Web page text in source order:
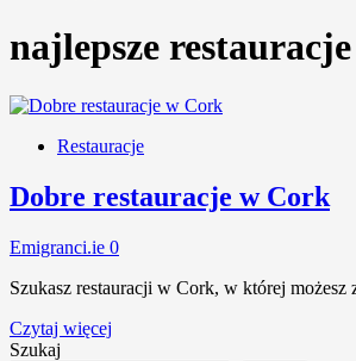
najlepsze
Restauracje
Dobre restauracje w Cork
Emigranci.ie 0
Szukasz restauracji w Cork, w której
Czytaj więcej
Szukaj